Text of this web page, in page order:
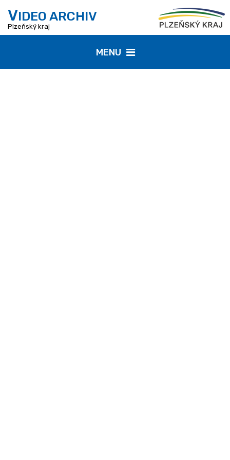
VIDEO ARCHIV
Plzeňský kraj
MENU